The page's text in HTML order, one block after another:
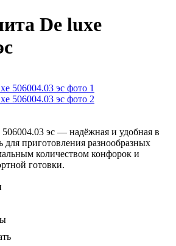
De luxe
эс — надёжная и удобная в
для приготовления разнообразных
количеством конфорок и
готовки.